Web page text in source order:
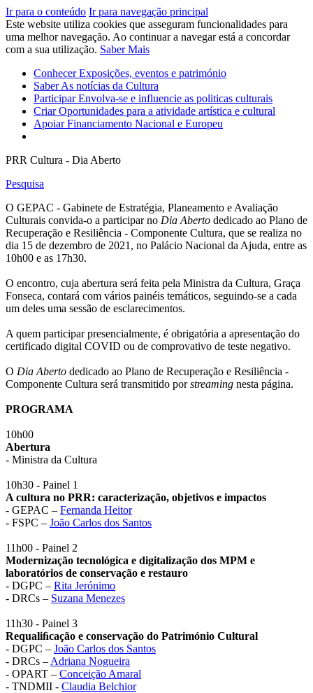
Ir para o conteúdo Ir para navegação principal
Este website utiliza cookies que asseguram funcionalidades para
uma melhor navegação. Ao continuar a navegar está a concordar
com a sua utilização. Saber Mais
ConhecerExposições, eventos e património
SaberAs notícias da Cultura
ParticiparEnvolva-se e influencie as politicas culturais
CriarOportunidades para a atividade artística e cultural
ApoiarFinanciamento Nacional e Europeu
PRR Cultura - Dia Aberto
Pesquisa
O GEPAC - Gabinete de Estratégia, Planeamento e Avaliação
Culturais convida-o a participar no Dia Aberto dedicado ao Plano de
Recuperação e Resiliência - Componente Cultura, que se realiza no
dia 15 de dezembro de 2021, no Palácio Nacional da Ajuda, entre as
10h00 e as 17h30.
O encontro, cuja abertura será feita pela Ministra da Cultura, Graça
Fonseca, contará com vários painéis temáticos, seguindo-se a cada
um deles uma sessão de esclarecimentos.
A quem participar presencialmente, é obrigatória a apresentação do
certificado digital COVID ou de comprovativo de teste negativo.
O Dia Aberto dedicado ao Plano de Recuperação e Resiliência -
Componente Cultura será transmitido porstreaming nesta página.
PROGRAMA
10h00
Abertura
- Ministra da Cultura
10h30 - Painel 1
A cultura no PRR: caracterização, objetivos e impactos
- GEPAC – Fernanda Heitor
- FSPC – João Carlos dos Santos
11h00 - Painel 2
Modernização tecnológica e digitalização dos MPM e
laboratórios de conservação e restauro
- DGPC – Rita Jerónimo
- DRCs – Suzana Menezes
11h30 - Painel 3
Requaliﬁcação e conservação do Património Cultural
- DGPC – João Carlos dos Santos
- DRCs – Adriana Nogueira
- OPART – Conceição Amaral
- TNDMII - Claudia Belchior